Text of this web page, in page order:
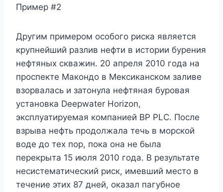
Пример #2
Другим примером особого риска является
крупнейший разлив нефти в истории бурения
нефтяных скважин. 20 апреля 2010 года на
проспекте Макондо в Мексиканском заливе
взорвалась и затонула нефтяная буровая
установка Deepwater Horizon,
эксплуатируемая компанией BP PLC. После
взрыва нефть продолжала течь в морской
воде до тех пор, пока она не была
перекрыта 15 июля 2010 года. В результате
несистематический риск, имевший место в
течение этих 87 дней, оказал пагубное